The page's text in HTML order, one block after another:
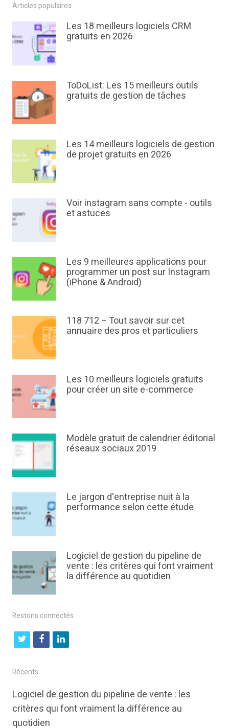
Articles populaires
Les 18 meilleurs logiciels CRM
gratuits en 2026
ToDoList: Les 15 meilleurs outils
gratuits de gestion de tâches
Les 14 meilleurs logiciels de gestion
de projet gratuits en 2026
Voir instagram sans compte - outils
et astuces
Les 9 meilleures applications pour
programmer un post sur Instagram
(iPhone & Android)
118 712 – Tout savoir sur cet
annuaire des pros et particuliers
Les 10 meilleurs logiciels gratuits
pour créer un site e-commerce
Modèle gratuit de calendrier éditorial
réseaux sociaux 2019
Le jargon d'entreprise nuit à la
performance selon cette étude
Logiciel de gestion du pipeline de
vente : les critères qui font vraiment
la différence au quotidien
Restons connectés
t
i
t
t
e
f
b
o
l
e
Récents
Logiciel de gestion du pipeline de vente : les
critères qui font vraiment la différence au
quotidien